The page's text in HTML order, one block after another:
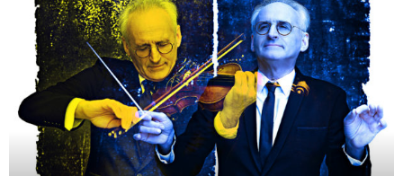
dźwiękowych